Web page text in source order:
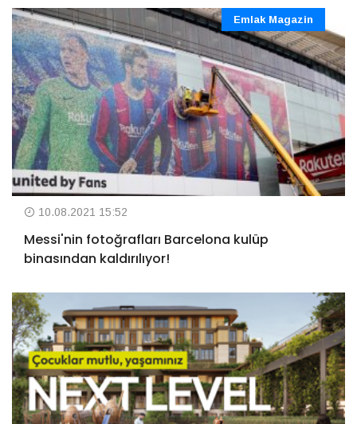
Emlak Magazin
10.08.2021 15:52
Messi'nin fotoğrafları Barcelona kulüp
binasından kaldırılıyor!